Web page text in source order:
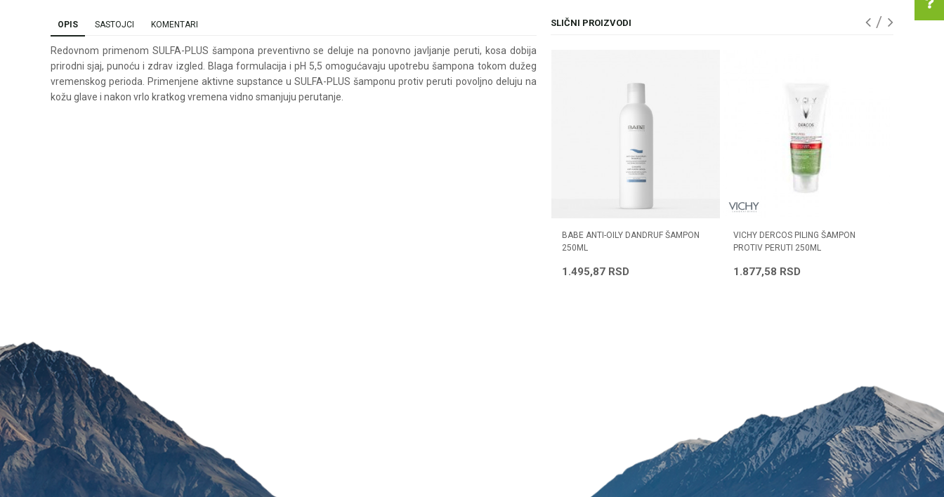
Za više informacija u
vezi online porudžbine
pišite nam:
customers@oazazdravlja.rs
ili pozovite:
+381631105804
Radno vreme
OPIS SASTOJCI KOMENTARI
Redovnom primenom SULFA-PLUS šampona preventivno se deluje na ponovno javljanje peruti, kosa dobija
prirodni sjaj, punoću i zdrav izgled. Blaga formulacija i pH 5,5 omogućavaju upotrebu šampona tokom dužeg
vremenskog perioda. Primenjene aktivne supstance u SULFA-PLUS šamponu protiv peruti povoljno deluju na
kožu glave i nakon vrlo kratkog vremena vidno smanjuju perutanje.
SLIČNI PROIZVODI
BABE ANTI-OILY DANDRUF ŠAMPON
250ML
1.495,87 RSD
VICHY DERCOS PILING ŠAMPON
PROTIV PERUTI 250ML
1.877,58 RSD